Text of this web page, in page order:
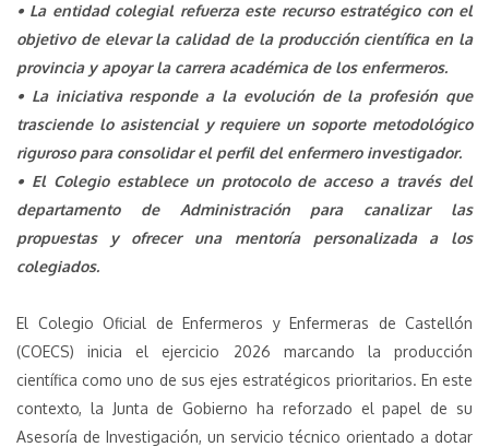
• La entidad colegial refuerza este recurso estratégico con el
objetivo de elevar la calidad de la producción científica en la
provincia y apoyar la carrera académica de los enfermeros.
• La iniciativa responde a la evolución de la profesión que
trasciende lo asistencial y requiere un soporte metodológico
riguroso para consolidar el perfil del enfermero investigador.
• El Colegio establece un protocolo de acceso a través del
departamento de Administración para canalizar las
propuestas y ofrecer una mentoría personalizada a los
colegiados.
El Colegio Oficial de Enfermeros y Enfermeras de Castellón
(COECS) inicia el ejercicio 2026 marcando la producción
científica como uno de sus ejes estratégicos prioritarios. En este
contexto, la Junta de Gobierno ha reforzado el papel de su
Asesoría de Investigación, un servicio técnico orientado a dotar